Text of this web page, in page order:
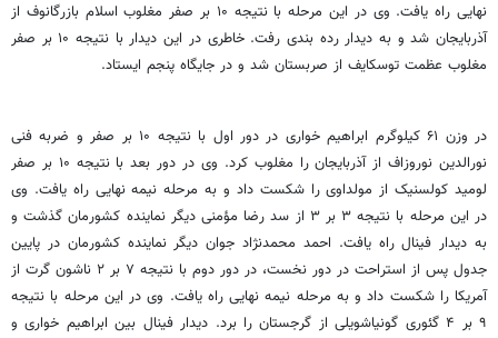
نهایی راه یافت. وی در این مرحله با نتیجه ۱۰ بر صفر مغلوب اسلام
بازرگانوف از
آذربایجان شد و به دیدار رده بندی رفت. خاطری در این دیدار با نتیجه ۱۰ بر صفر
مغلوب عظمت توسکایف از صربستان شد و در جایگاه پنجم ایستاد.
در وزن ۶۱ کیلوگرم ابراهیم خواری در دور اول با نتیجه ۱۰ بر صفر و ضربه فنی
نورالدین نوروزافاز آذربایجان را مغلوب کرد. وی در دور بعد با نتیجه ۱۰ بر صفر
لومید کولسنیکاز مولداوی را شکست داد و به مرحله نیمه نهایی راه یافت. وی
در این مرحله با نتیجه ۳ بر ۳ از سد رضا مؤمنی دیگر نماینده کشورمان گذشت و
به دیدار فینال راه یافت. احمد محمدنژاد جوان دیگر نماینده کشورمان در پایین
جدول پس از استراحت در دور نخست، در دور دوم با نتیجه ۷ بر ۲
ناشون گرت از
آمریکا را شکست داد و به مرحله نیمه نهایی راه یافت. وی در این مرحله با نتیجه
۹ بر ۴
گئوری گونیاشویلیاز گرجستان را برد. دیدار فینال بین ابراهیم خواری و